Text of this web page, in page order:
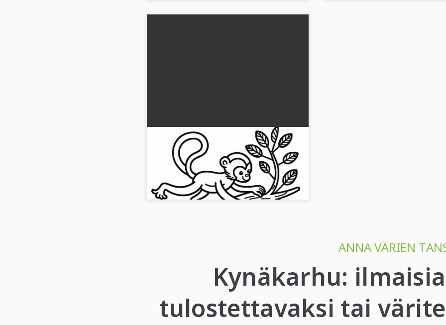
Apina hyppää yhdeltä oksalta
toiselle – Värityskuva ilmaiseksi
Hanki jännittävä värityskuva vaijerilinnusta.
Lataa se ilmaiseksi ja ala olla luova!...
ANNA VÄRIEN
Kynäkarhu:
tulostettavaksi tai